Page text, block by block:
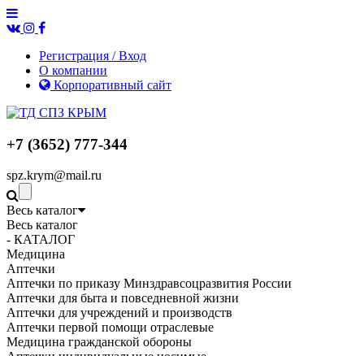
Регистрация / Вход
О компании
Корпоративный сайт
+7 (3652) 777-344
spz.krym@mail.ru
Весь каталог
Весь каталог
- КАТАЛОГ
Медицина
Аптечки
Аптечки по приказу Минздравсоцразвития России
Аптечки для быта и повседневной жизни
Аптечки для учреждений и производств
Аптечки первой помощи отраслевые
Медицина гражданской обороны